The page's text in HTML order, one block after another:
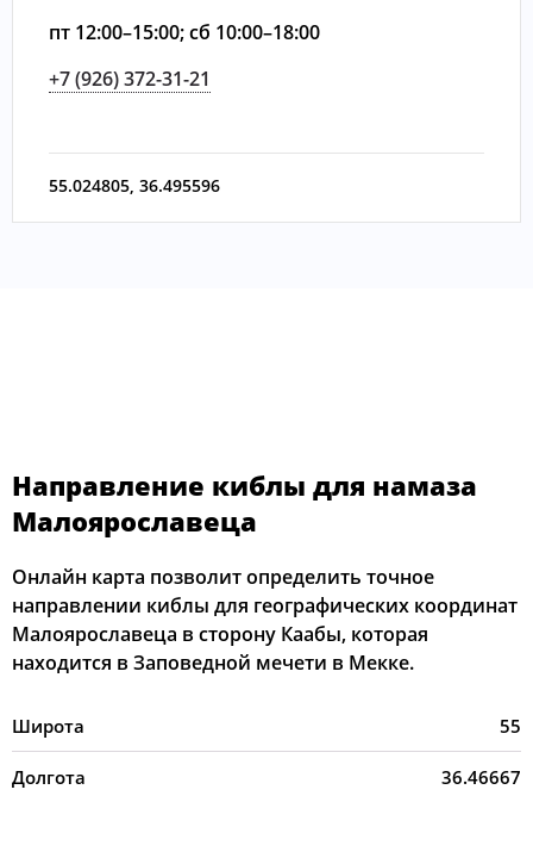
пт 12:00–15:00; сб 10:00–18:00
+7 (926) 372-31-21
55.024805, 36.495596
Направление киблы для намаза
Малоярославеца
Онлайн карта позволит определить точное
направлении киблы для географических координат
Малоярославеца в сторону Каабы, которая
находится в Заповедной мечети в Мекке.
Широта 55
Долгота 36.46667